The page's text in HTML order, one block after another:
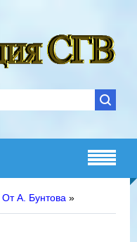
От А. Бунтова »